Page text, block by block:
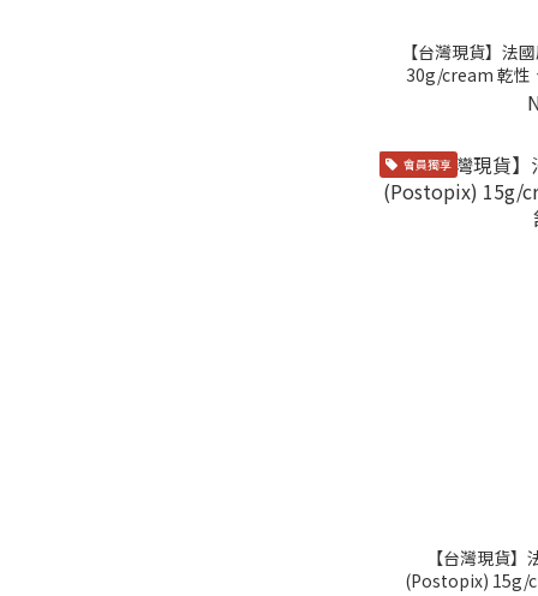
【台灣現貨】法
30g/cream 乾性
會員獨享
【台灣現貨
(Postopix) 15g/